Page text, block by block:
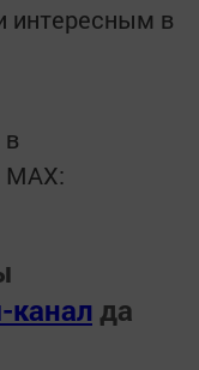
интересным в
MАХ:
канал да